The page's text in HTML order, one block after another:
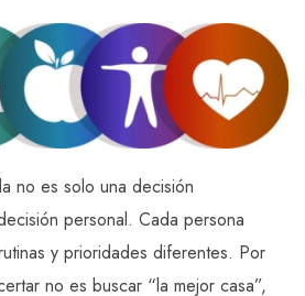
no es solo una decisión
personal. Cada persona
y prioridades diferentes. Por
no es buscar “la mejor casa”,